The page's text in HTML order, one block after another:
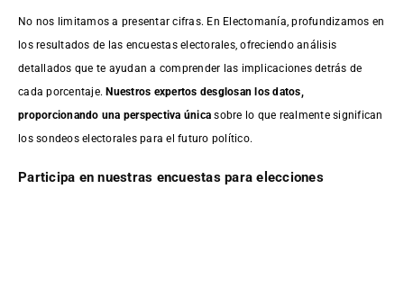
No nos limitamos a presentar cifras. En Electomanía, profundizamos en
los resultados de las encuestas electorales, ofreciendo análisis
detallados que te ayudan a comprender las implicaciones detrás de
cada porcentaje.Nuestros expertos desglosan los datos,
proporcionando una perspectiva única sobre lo que realmente significan
los sondeos electorales para el futuro político.
Participa en nuestras encuestas para elecciones